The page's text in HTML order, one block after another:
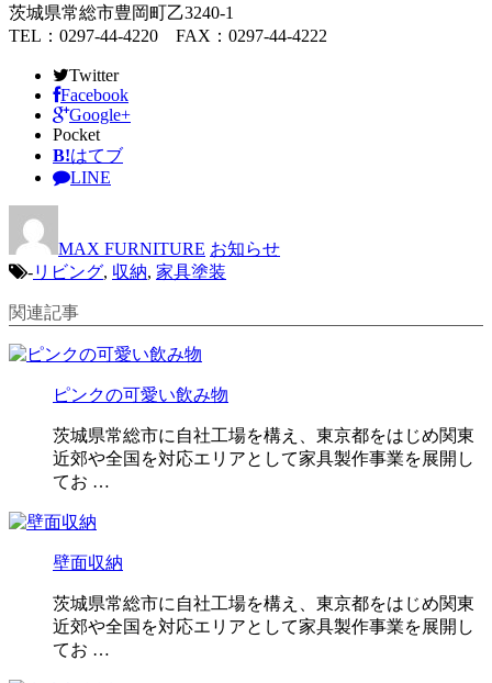
茨城県常総市豊岡町乙3240-1
TEL：0297-44-4220 FAX：0297-44-4222
Twitter
Facebook
Google+
Pocket
B!はてブ
LINE
MAX FURNITURE お知らせ
-リビング, 収納, 家具塗装
関連記事
ピンクの可愛い飲み物
茨城県常総市に自社工場を構え、東京都をはじめ関東
近郊や全国を対応エリアとして家具製作事業を展開し
てお …
壁面収納
茨城県常総市に自社工場を構え、東京都をはじめ関東
近郊や全国を対応エリアとして家具製作事業を展開し
てお …